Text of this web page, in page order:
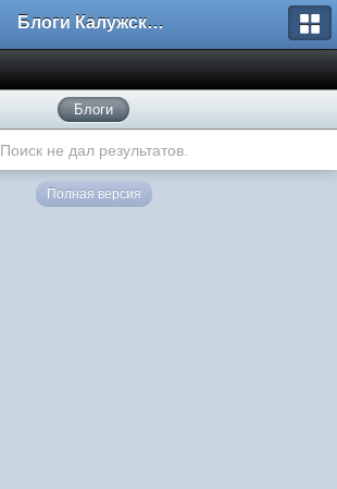
Блоги Калужского перекрестка
Блоги
Поиск не дал результатов.
Полная версия